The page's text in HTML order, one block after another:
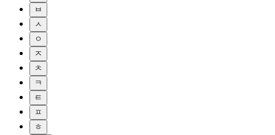
ㅂ
ㅅ
ㅇ
ㅈ
ㅊ
ㅋ
ㅌ
ㅍ
ㅎ